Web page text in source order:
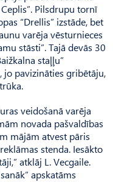
Pilsdrupu tornī
“Drellis” izstāde, bet
varēja vēsturnieces
stāsti”. Tajā devās 30
staļļu”
pavizināties gribētāju,
veidošanā varēja
novada pašvaldības
mājām atvest pāris
stenda. Iesākto
atklāj L. Vecgaile.
apskatāms